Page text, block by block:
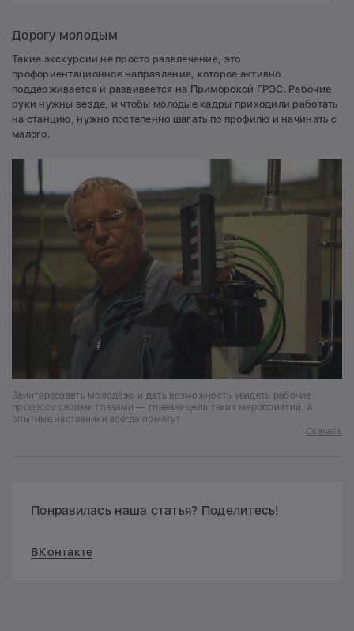
Дорогу молодым
Такие экскурсии не просто развлечение, это
профориентационное направление, которое активно
поддерживается и развивается на Приморской ГРЭС. Рабочие
руки нужны везде, и чтобы молодые кадры приходили работать
на станцию, нужно постепенно шагать по профилю и начинать с
малого.
Заинтересовать молодёжь и дать возможность увидеть рабочие
процессы своими глазами — главная цель таких мероприятий. А
опытные наставники всегда помогут
Скачать
Понравилась наша статья? Поделитесь!
ВКонтакте